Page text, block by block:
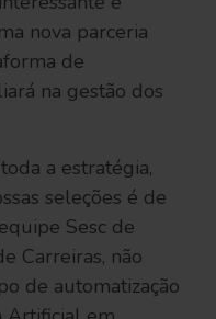
nova parceria
de
na gestão dos
a estratégia,
seleções é de
Sesc de
Carreiras, não
de automatização